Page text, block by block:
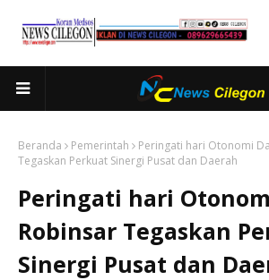
Beranda Pemerintah
Peringati hari Otonomi
Tegaskan Perkuat Sinergi Pusat dan Daerah
Peringati hari
Robinsar Tegaskan
Sinergi Pusat dan